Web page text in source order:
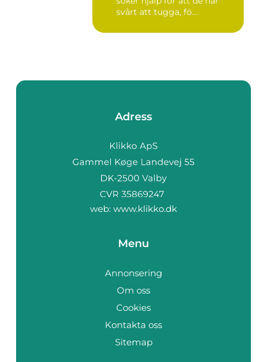
svårt att tugga, fö...
Adress
web: www.klikko.dk
Menu
Annonsering
Om oss
Cookies
Kontakta oss
Sitemap